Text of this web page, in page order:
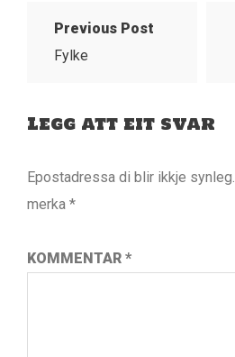
Previous Post
Fylke
Legg att eit svar
Epostadressa di blir ikkje synleg.
merka *
KOMMENTAR *